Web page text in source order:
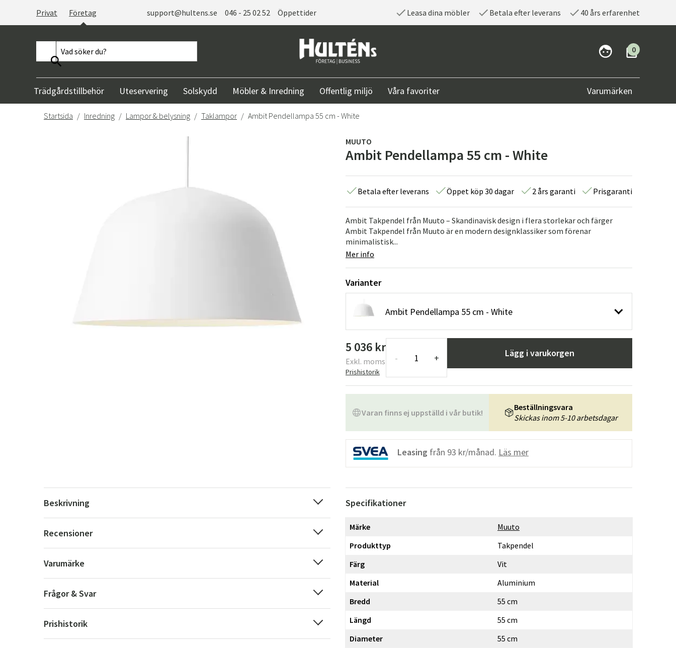
Privat Företag support@hultens.se 046 - 25 02 52 Öppettider Leasa dina möbler Betala efter leverans 40 års erfarenhet
0
Trädgårdstillbehör Uteservering Solskydd Möbler & Inredning Offentlig miljö Våra favoriter Varumärken
Startsida Inredning Lampor & belysning Taklampor Ambit Pendellampa 55 cm - White
MUUTO
Ambit Pendellampa 55 cm - White
Betala efter leverans Öppet köp 30 dagar 2 års garanti Prisgaranti
Ambit Takpendel från Muuto – Skandinavisk design i flera storlekar och färger
Ambit Takpendel från Muuto är en modern designklassiker som förenar
minimalistisk...
Mer info
Varianter
Ambit Pendellampa 55 cm - White
5 036 kr
Exkl. moms
Prishistorik
- + Lägg i varukorgen
Varan finns ej uppställd i vår butik!
Beställningsvara
Skickas inom 5-10 arbetsdagar
Leasing från 93 kr/månad. Läs mer
Beskrivning
Recensioner
Varumärke
Frågor & Svar
Prishistorik
Specifikationer
Märke
Muuto
Produkttyp
Takpendel
Färg
Vit
Material
Aluminium
Bredd
55 cm
Längd
55 cm
Diameter
55 cm